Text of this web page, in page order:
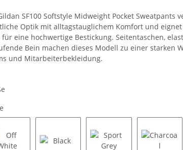
SF100 Softstyle Midweight Pocket Sweatpants
Optik mit alltagstauglichem Komfort und
eine hochwertige Bestickung. Seitentaschen,
Bein machen dieses Modell zu einer starken
und Mitarbeiterbekleidung.